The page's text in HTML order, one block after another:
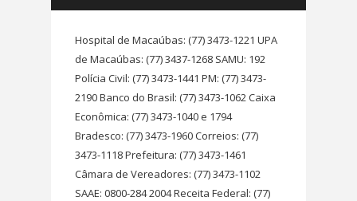
Hospital de Macaúbas: (77) 3473-1221 UPA
de Macaúbas: (77) 3437-1268 SAMU: 192
Polícia Civil: (77) 3473-1441 PM: (77) 3473-
2190 Banco do Brasil: (77) 3473-1062 Caixa
Econômica: (77) 3473-1040 e 1794
Bradesco: (77) 3473-1960 Correios: (77)
3473-1118 Prefeitura: (77) 3473-1461
Câmara de Vereadores: (77) 3473-1102
SAAE: 0800-284 2004 Receita Federal: (77)